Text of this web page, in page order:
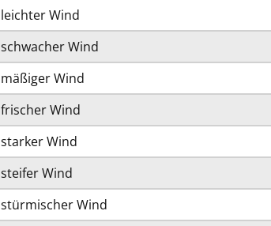
leichter Wind
schwacher Wind
mäßiger Wind
frischer Wind
starker Wind
steifer Wind
stürmischer Wind